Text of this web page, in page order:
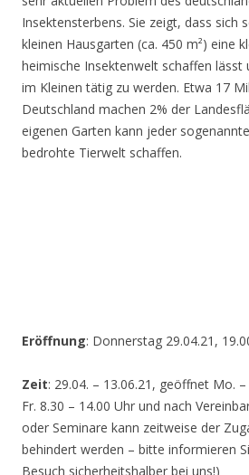
Insektensterbens. Sie zeigt, dass sich
kleinen Hausgarten (ca. 450 m²) eine
heimische Insektenwelt schaffen lässt
im Kleinen tätig zu werden. Etwa 17
Deutschland machen 2% der
eigenen Garten kann jeder
bedrohte Tierwelt schaffen.
Eröffnung: Donnerstag 29.04.21,
Zeit: 29.04. – 13.06.21, geöffnet Mo.
Fr. 8.30 – 14.00 Uhr und nach
oder Seminare kann zeitweise der
behindert werden – bitte informieren
Besuch sicherheitshalber bei uns!)